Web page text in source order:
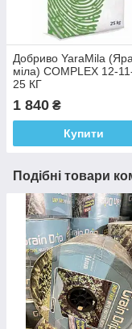
Добриво YaraMila (Яра
міла) COMPLEX 12-
25 КГ
1 840 ₴
Купити
Подібні товари